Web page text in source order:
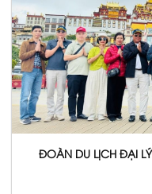
ĐOÀN DU LỊCH ĐẠI